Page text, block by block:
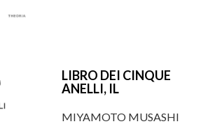
LIBRO DEI CINQUE
ANELLI, IL
MIYAMOTO MUSASHI